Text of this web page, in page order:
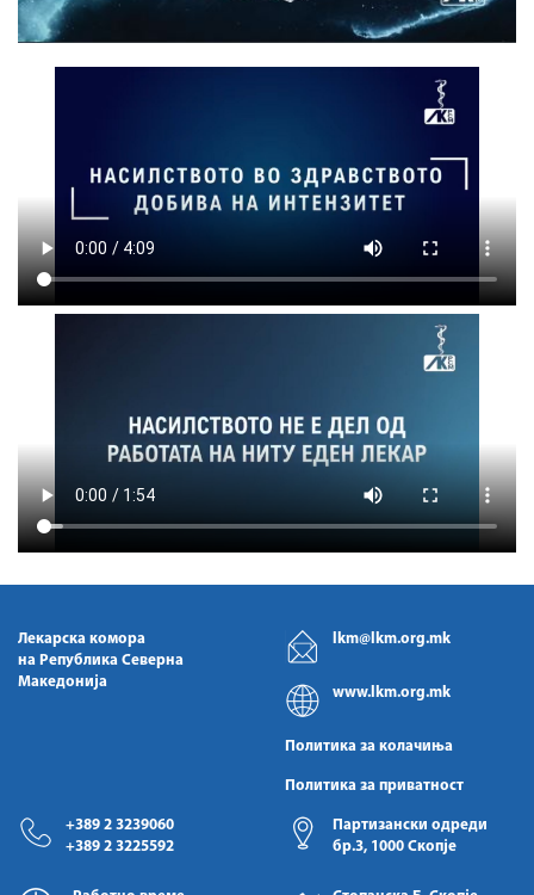
Лекарска комора
на Република Северна
Македонија
lkm@lkm.org.mk
www.lkm.org.mk
Политика за колачиња
Политика за приватност
+389 2 3239060
+389 2 3225592
Партизански одреди
бр.3, 1000 Скопје